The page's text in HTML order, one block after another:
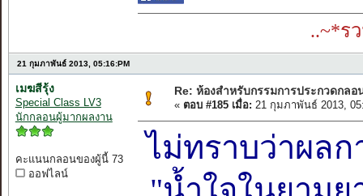
..~*ร
21 กุมภาพันธ์ 2013, 05:16:PM
เมฆสีรุ้ง
Special Class LV3
นักกลอนผู้มากผลงาน
คะแนนกลอนของผู้นี้ 73
ออฟไลน์
Re: ห้องสำหรับกรรมการประกวดกล
« ตอบ #185 เมื่อ: 21 กุมภาพันธ์ 2013,
ไม่ทราบว่าผล